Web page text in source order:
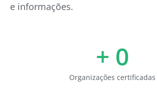
e informações.
Organizações certificadas
+ 0